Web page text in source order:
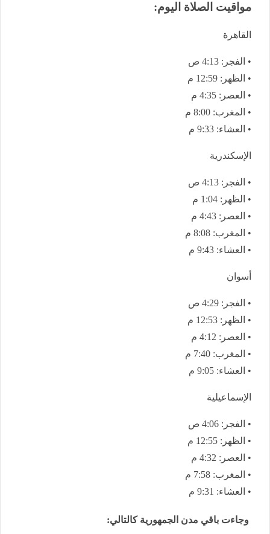
مواقيت الصلاة اليوم:
القاهرة
• الفجر: 4:13 ص
• الظهر: 12:59 م
• العصر: 4:35 م
• المغرب: 8:00 م
• العشاء: 9:33 م
الإسكندرية
• الفجر: 4:13 ص
• الظهر: 1:04 م
• العصر: 4:43 م
• المغرب: 8:08 م
• العشاء: 9:43 م
أسوان
• الفجر: 4:29 ص
• الظهر: 12:53 م
• العصر: 4:12 م
• المغرب: 7:40 م
• العشاء: 9:05 م
الإسماعيلية
• الفجر: 4:06 ص
• الظهر: 12:55 م
• العصر: 4:32 م
• المغرب: 7:58 م
• العشاء: 9:31 م
وجاءت باقي مدن الجمهورية كالتالي: